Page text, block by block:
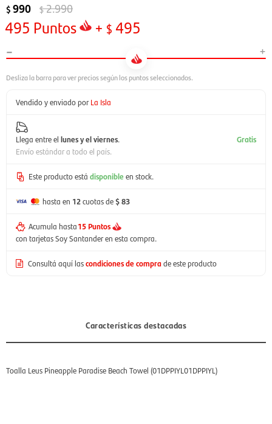
$ 990 $2.990
495 Puntos + $ 495
- +
Vendido y enviado por La Isla
Llega entre el lunes y el viernes.
Envío estándar a todo el país.
Gratis
Este producto está disponible en stock.
hasta en 12cuotas de$ 83
Acumula hasta15 Puntos
con tarjetas Soy Santander en esta compra.
Consultá aquí lascondiciones de comprade este producto
Características destacadas
Toalla Leus Pineapple Paradise Beach Towel (01DPPIYL01DPPIYL)